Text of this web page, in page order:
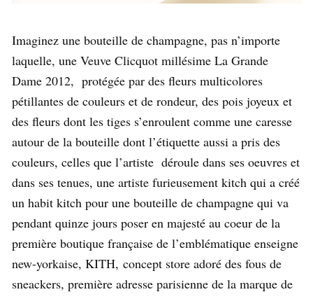
Imaginez une bouteille de champagne, pas n’importe
laquelle, une Veuve Clicquot millésime La Grande
Dame 2012, protégée par des fleurs multicolores
pétillantes de couleurs et de rondeur, des pois joyeux et
des fleurs dont les tiges s’enroulent comme une caresse
autour de la bouteille dont l’étiquette aussi a pris des
couleurs, celles que l’artiste déroule dans ses oeuvres et
dans ses tenues, une artiste furieusement kitch qui a créé
un habit kitch pour une bouteille de champagne qui va
pendant quinze jours poser en majesté au coeur de la
première boutique française de l’emblématique enseigne
new-yorkaise, KITH, concept store adoré des fous de
sneackers, première adresse parisienne de la marque de